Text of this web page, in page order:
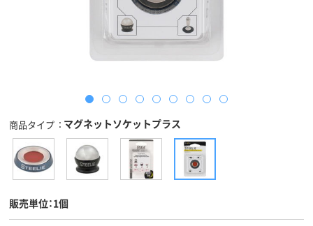
商品タイプ マグネットソケットプラス
販売単位：1個